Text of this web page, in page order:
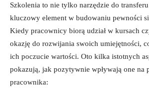
Szkolenia to nie tylko narzędzie do
kluczowy element w budowaniu pewności
Kiedy pracownicy biorą udział w kursach
okazję do rozwijania swoich umiejętności,
ich poczucie wartości. Oto kilka istotnych
pokazują, jak pozytywnie wpływają one na
pracownika: